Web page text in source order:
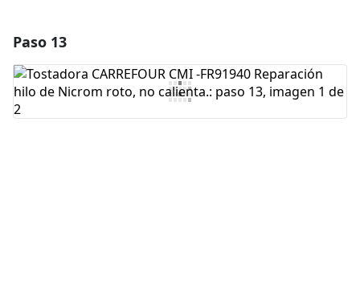
Agregar Comentario
Paso 13